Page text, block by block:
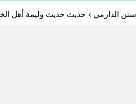
سنن الدارمي › حديث حديث وليمة أهل